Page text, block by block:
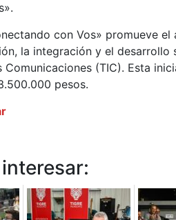
con Vos» promueve
la integración y el desarrollo
Comunicaciones (TIC). Esta
pesos.